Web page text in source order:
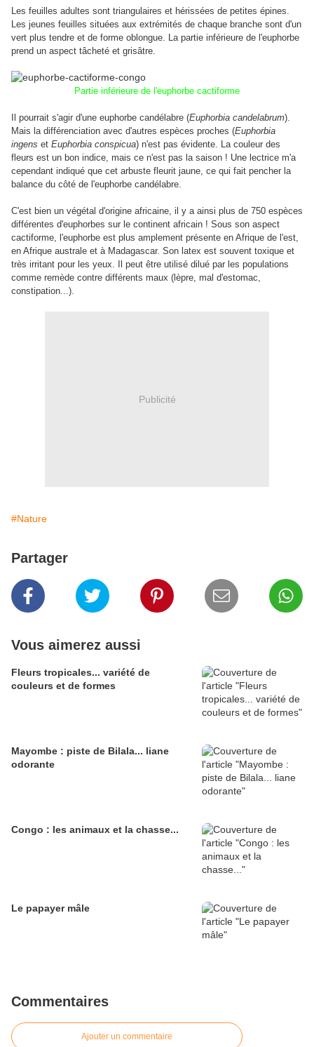
Les feuilles adultes sont triangulaires et hérissées de petites épines.
Les jeunes feuilles situées aux extrémités de chaque branche sont d'un
vert plus tendre et de forme oblongue. La partie inférieure de l'euphorbe
prend un aspect tâcheté et grisâtre.
Partie inférieure de l'euphorbe cactiforme
Il pourrait s'agir d'une euphorbe candélabre (Euphorbia candelabrum).
Mais la différenciation avec d'autres espèces proches (Euphorbia
ingens et Euphorbia conspicua) n'est pas évidente. La couleur des
fleurs est un bon indice, mais ce n'est pas la saison ! Une lectrice m'a
cependant indiqué que cet arbuste fleurit jaune, ce qui fait pencher la
balance du côté de l'euphorbe candélabre.
C'est bien un végétal d'origine africaine, il y a ainsi plus de 750 espèces
différentes d'euphorbes sur le continent africain ! Sous son aspect
cactiforme, l'euphorbe est plus amplement présente en Afrique de l'est,
en Afrique australe et à Madagascar. Son latex est souvent toxique et
très irritant pour les yeux. Il peut être utilisé dilué par les populations
comme remède contre différents maux (lèpre, mal d'estomac,
constipation...).
Publicité
#Nature
Partager
Vous aimerez aussi
Fleurs tropicales... variété de
couleurs et de formes
Mayombe : piste de Bilala... liane
odorante
Congo : les animaux et la chasse...
Le papayer mâle
Commentaires
Ajouter un commentaire